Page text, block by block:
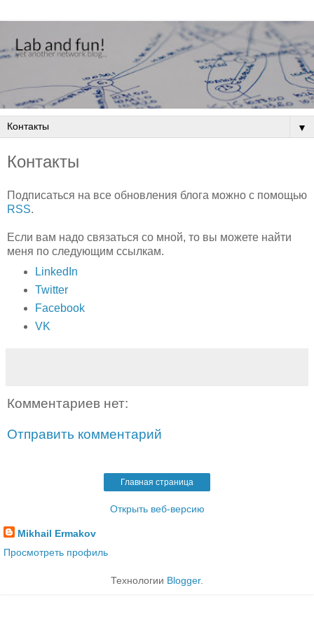
▼
Контакты
Подписаться на все обновления блога можно с помощью
RSS.
Если вам надо связаться со мной, то вы можете найти
меня по следующим ссылкам.
LinkedIn
Twitter
Facebook
VK
Комментариев нет:
Отправить комментарий
Главная страница
Открыть веб-версию
Mikhail Ermakov
Просмотреть профиль
Технологии Blogger.